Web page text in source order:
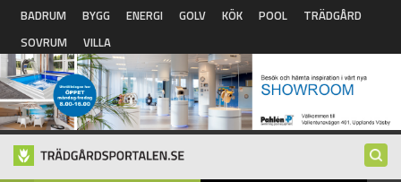
Hoppa till huvudinnehåll
BADRUM BYGG ENERGI GOLV KÖK POOL
TRÄDGÅRD
SOVRUM
VILLA